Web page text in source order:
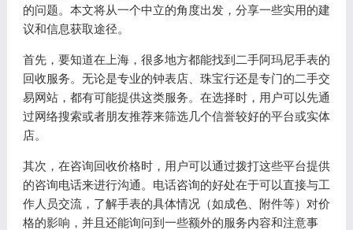
的问题。本文将从一个中立的角度出发，分享一些实用的建
议和信息获取途径。
首先，要知道在上海，很多地方都能找到二手阿玛尼手表的
回收服务。无论是专业的钟表店、珠宝行还是专门的二手交
易网站，都有可能提供这类服务。在选择时，用户可以先通
过网络搜索或者朋友推荐来筛选几个信誉较好的平台或实体
店。
其次，在咨询回收价格时，用户可以通过拨打这些平台提供
的咨询电话来进行沟通。电话咨询的好处在于可以直接与工
作人员交流，了解手表的具体情况（如成色、附件等）对价
格的影响，并且还能询问到一些额外的服务内容和注意事